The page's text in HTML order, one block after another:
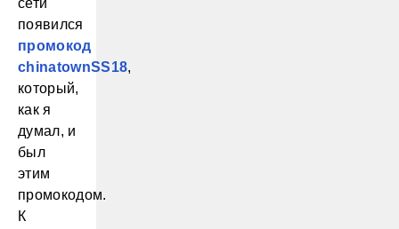
сети
появился
промокод
chinatownSS18,
который,
как я
думал, и
был
этим
промокодом.
К